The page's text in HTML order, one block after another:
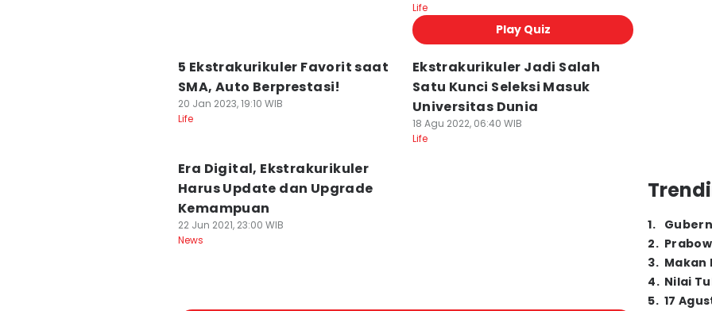
Life
Play Quiz
5 Ekstrakurikuler Favorit saat
SMA, Auto Berprestasi!
20 Jan 2023, 19:10 WIB
Life
Ekstrakurikuler Jadi Salah
Satu Kunci Seleksi Masuk
Universitas Dunia
18 Agu 2022, 06:40 WIB
Life
Era Digital, Ekstrakurikuler
Harus Update dan Upgrade
Kemampuan
22 Jun 2021, 23:00 WIB
News
1.
2.
3. Makan
4. Nilai
5. 17